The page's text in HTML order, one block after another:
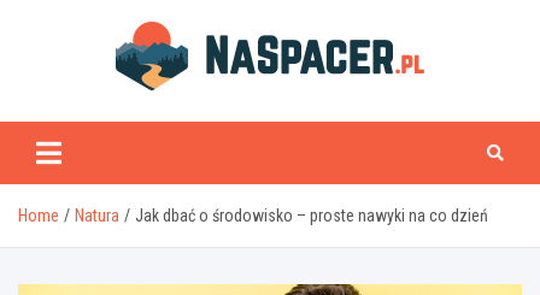
naspacer.pl
Home Natura Jak dbać o środowisko – proste nawyki na co dzień